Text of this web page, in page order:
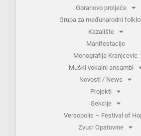
Goranovo proljeće
Grupa za međunarodni
Kazalište
Manifestacije
Monografija Kranjcevic
Muški vokalni ansambl
Novosti / News
Projekti
Sekcije
Versopolis – Festival of
Zvuci Opatovine